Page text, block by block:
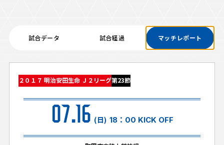
ファンクラブ
グッズ
試合情報トップ
試合データ
試合日程・結果
順位表・ゴールランキング
観戦するトップ
チケットを買う
チケット購入
クラブを知る
クラブを知るトップ
ＦＣ町田ゼルビアについて
試合データ 試合経過 マッチレポート
２０１７ 明治安田生命 Ｊ２リーグ第23節
07.16 (日) 18：00 KICK OFF